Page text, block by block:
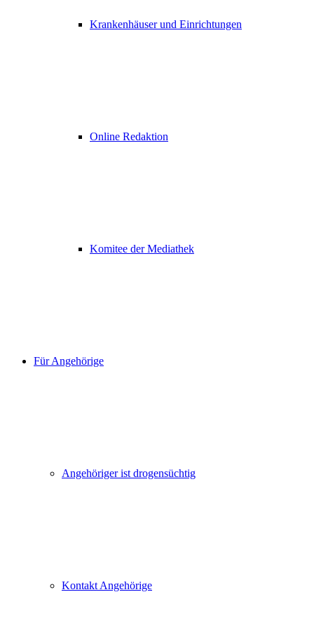
Krankenhäuser und Einrichtungen
Online Redaktion
Komitee der Mediathek
Für Angehörige
Angehöriger ist drogensüchtig
Kontakt Angehörige